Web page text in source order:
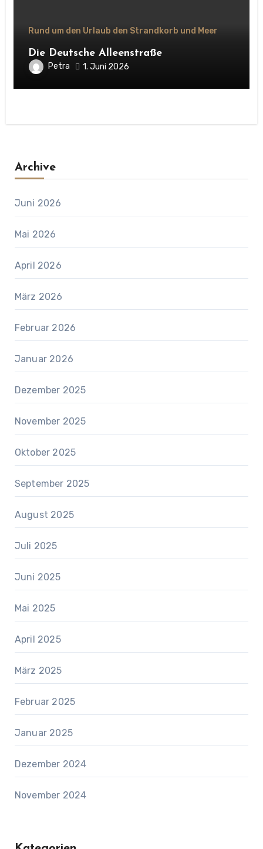
Rund um den Urlaub den Strandkorb und Meer
Die Deutsche Alleenstraße
Petra 1. Juni 2026
Archive
Juni 2026
Mai 2026
April 2026
März 2026
Februar 2026
Januar 2026
Dezember 2025
November 2025
Oktober 2025
September 2025
August 2025
Juli 2025
Juni 2025
Mai 2025
April 2025
März 2025
Februar 2025
Januar 2025
Dezember 2024
November 2024